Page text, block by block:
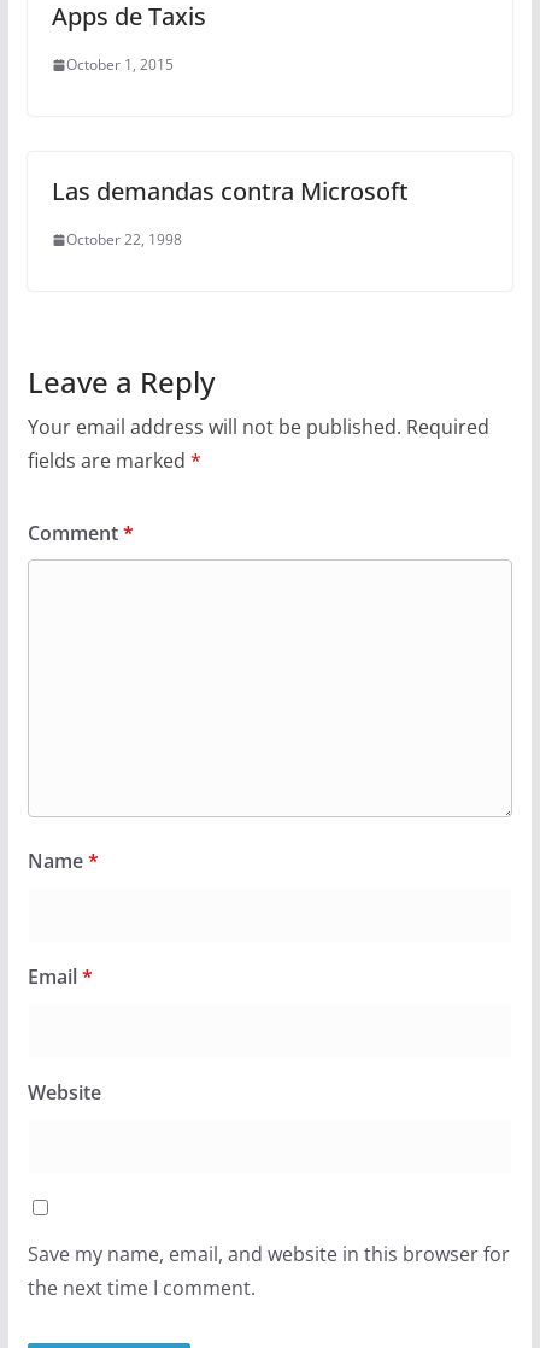
Apps de Taxis
October 1, 2015
Las demandas contra Microsoft
October 22, 1998
Leave a Reply
Your email address will not be published. Required
fields are marked *
Comment*
Name*
Email*
Website
Save my name, email, and website in this browser for
the next time I comment.